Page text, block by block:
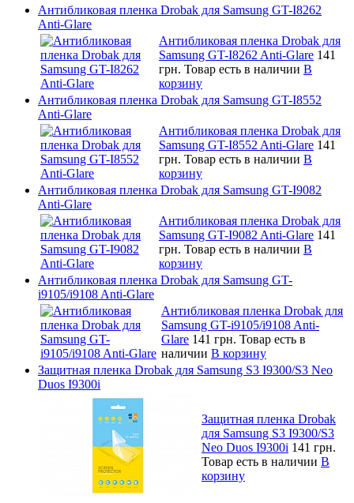
Антибликовая пленка Drobak для Samsung GT-I8262
Anti-Glare
Антибликовая пленка Drobak для
Samsung GT-I8262 Anti-Glare 141
грн. Товар есть в наличии В
корзину
Антибликовая пленка Drobak для Samsung GT-I8552
Anti-Glare
Антибликовая пленка Drobak для
Samsung GT-I8552 Anti-Glare 141
грн. Товар есть в наличии В
корзину
Антибликовая пленка Drobak для Samsung GT-I9082
Anti-Glare
Антибликовая пленка Drobak для
Samsung GT-I9082 Anti-Glare 141
грн. Товар есть в наличии В
корзину
Антибликовая пленка Drobak для Samsung GT-
i9105/i9108 Anti-Glare
Антибликовая пленка Drobak для
Samsung GT-i9105/i9108 Anti-
Glare 141 грн. Товар есть в
наличии В корзину
Защитная пленка Drobak для Samsung S3 I9300/S3 Neo
Duos I9300i
Защитная пленка Drobak
для Samsung S3 I9300/S3
Neo Duos I9300i 141 грн.
Товар есть в наличии В
корзину